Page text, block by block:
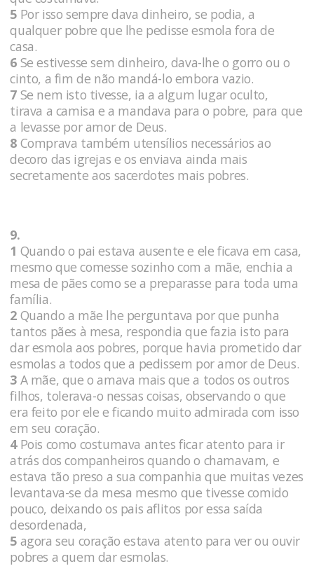
5 Por isso sempre dava dinheiro, se podia, a
qualquer pobre que lhe pedisse esmola fora de
casa.
6 Se estivesse sem dinheiro, dava-lhe o gorro ou o
cinto, a fim de não mandá-lo embora vazio.
7 Se nem isto tivesse, ia a algum lugar oculto,
tirava a camisa e a mandava para o pobre, para que
a levasse por amor de Deus.
8 Comprava também utensílios necessários ao
decoro das igrejas e os enviava ainda mais
secretamente aos sacerdotes mais pobres.
9.
1 Quando o pai estava ausente e ele ficava em casa,
mesmo que comesse sozinho com a mãe, enchia a
mesa de pães como se a preparasse para toda uma
família.
2 Quando a mãe lhe perguntava por que punha
tantos pães à mesa, respondia que fazia isto para
dar esmola aos pobres, porque havia prometido dar
esmolas a todos que a pedissem por amor de Deus.
3 A mãe, que o amava mais que a todos os outros
filhos, tolerava-o nessas coisas, observando o que
era feito por ele e ficando muito admirada com isso
em seu coração.
4Pois como costumava antes ficar atento para ir
atrás dos companheiros quando o chamavam, e
estava tão preso a sua companhia que muitas vezes
levantava-se da mesa mesmo que tivesse comido
pouco, deixando os pais aflitos por essa saída
desordenada,
5 agora seu coração estava atento para ver ou ouvir
pobres a quem dar esmolas.